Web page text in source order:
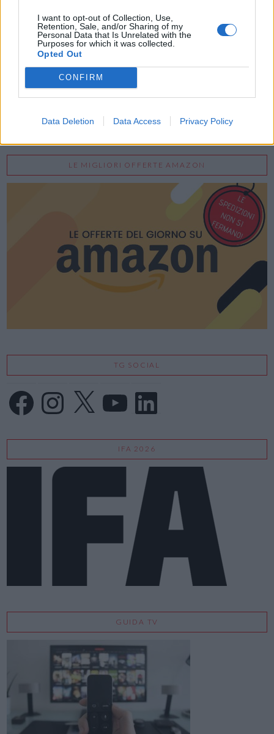
I want to opt-out of Collection, Use,
Retention, Sale, and/or Sharing of my
Personal Data that Is Unrelated with the
Purposes for which it was collected.
Opted Out
CONFIRM
Data Deletion Data Access Privacy Policy
Acconsento al trattamento dei dati personali (
LE MIGLIORI OFFERTE AMAZON
TG SOCIAL
FacebookInstagram
X LinkedIn
IFA 2026
GUIDA TV